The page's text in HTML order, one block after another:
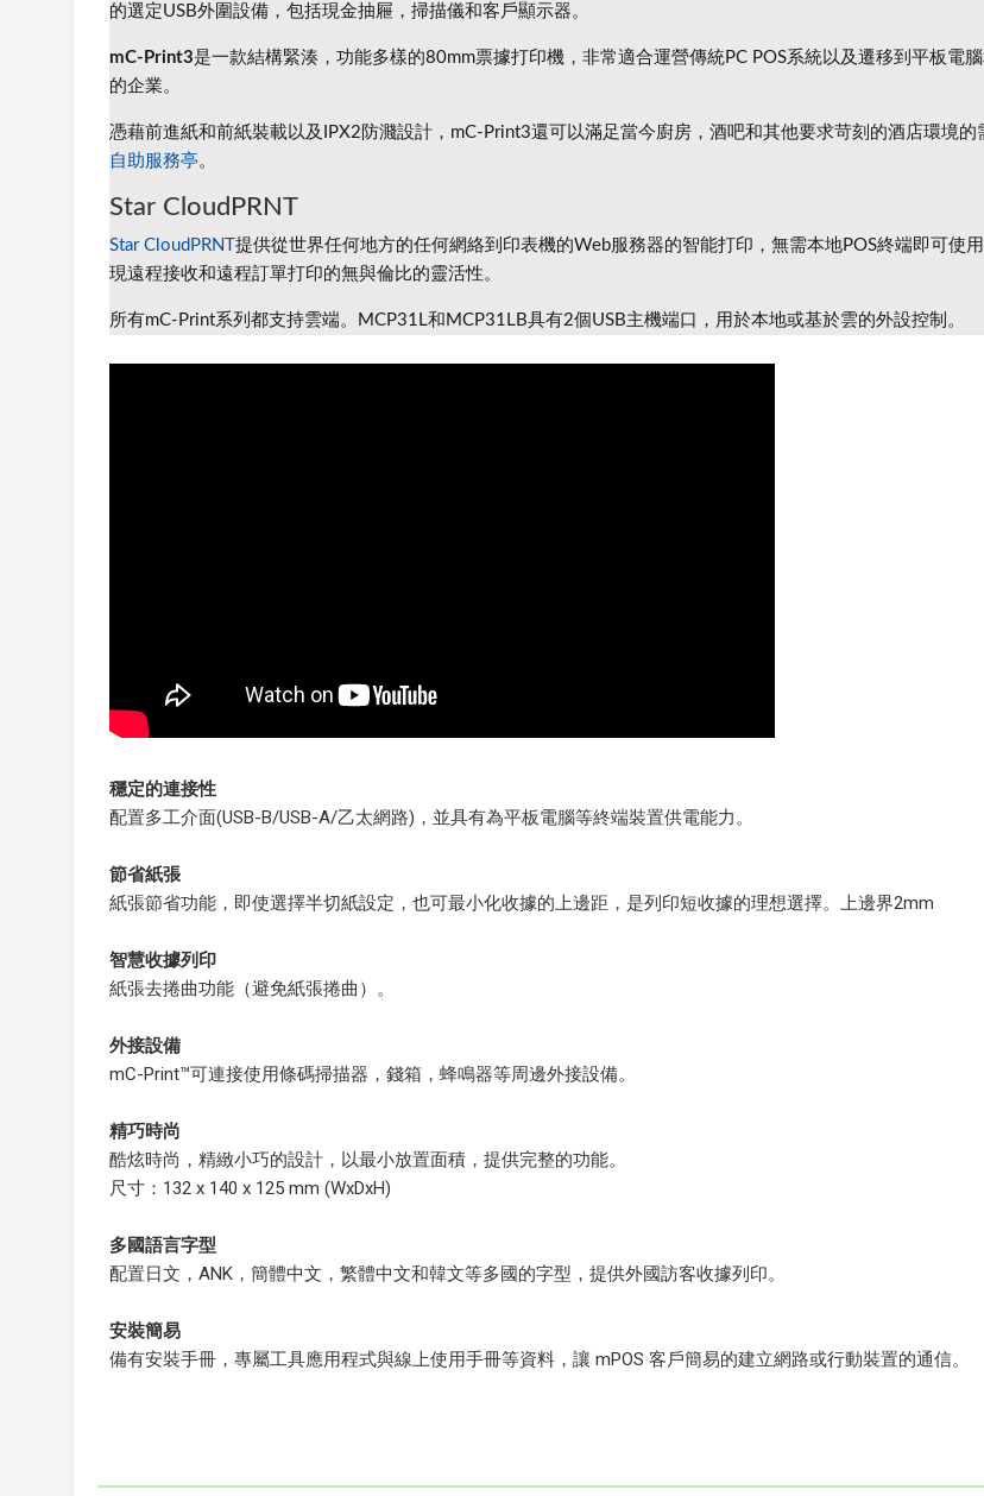
的選定USB外圍設備，包括現金抽屜，掃描儀和客戶顯示器。
mC-Print3是一款結構緊湊，功能多樣的80mm票據打印機，非常適合運營傳統PC POS系統以及遷移到平板電
的企業。
憑藉前進紙和前紙裝載以及IPX2防濺設計，mC-Print3還可以滿足當今廚房，酒吧和其他要求苛刻的酒店環境的
自助服務亭。
Star CloudPRNT
Star CloudPRNT提供從世界任何地方的任何網絡到印表機的Web服務器的智能打印，無需本地POS終端即可使
現遠程接收和遠程訂單打印的無與倫比的靈活性。
所有mC-Print系列都支持雲端。 MCP31L和MCP31LB具有2個USB主機端口，用於本地或基於雲的外設控制。
穩定的連接性
配置多工介面(USB-B/USB-A/乙太網路)，並具有為平板電腦等終端裝置供電能力。
節省紙張
紙張節省功能，即使選擇半切紙設定，也可最小化收據的上邊距，是列印短收據的理想選擇。上邊界2mm
智慧收據列印
紙張去捲曲功能（避免紙張捲曲）。
外接設備
mC-Print™可連接使用條碼掃描器，錢箱，蜂鳴器等周邊外接設備。
精巧時尚
酷炫時尚，精緻小巧的設計，以最小放置面積，提供完整的功能。
尺寸：132 x 140 x 125 mm (WxDxH)
多國語言字型
配置日文，ANK，簡體中文，繁體中文和韓文等多國的字型，提供外國訪客收據列印。
安裝簡易
備有安裝手冊，專屬工具應用程式與線上使用手冊等資料，讓 mPOS 客戶簡易的建立網路或行動裝置的通信。